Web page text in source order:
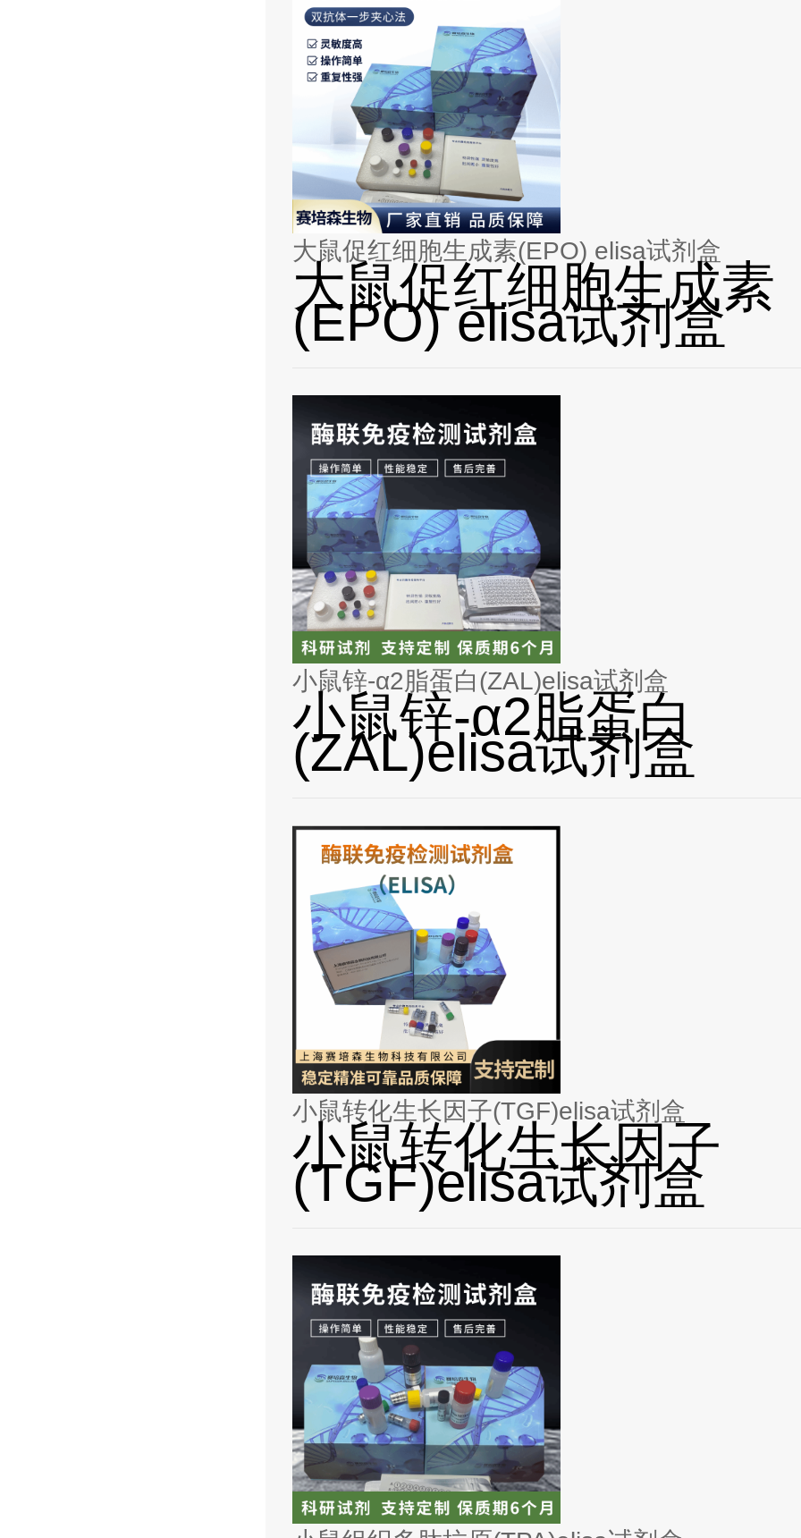
大鼠促红细胞生成素(EPO) elisa试剂盒
大鼠促红细胞生成素
(EPO) elisa试剂盒
小鼠锌-α2脂蛋白(ZAL)elisa试剂盒
小鼠锌-α2脂蛋白
(ZAL)elisa试剂盒
小鼠转化生长因子(TGF)elisa试剂盒
小鼠转化生长因子
(TGF)elisa试剂盒